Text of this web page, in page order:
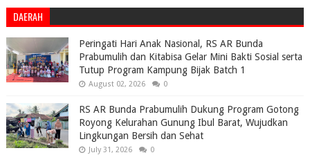
DAERAH
Peringati Hari Anak Nasional, RS AR Bunda
Prabumulih dan Kitabisa Gelar Mini Bakti Sosial serta
Tutup Program Kampung Bijak Batch 1
August 02, 2026 0
RS AR Bunda Prabumulih Dukung Program Gotong
Royong Kelurahan Gunung Ibul Barat, Wujudkan
Lingkungan Bersih dan Sehat
July 31, 2026 0